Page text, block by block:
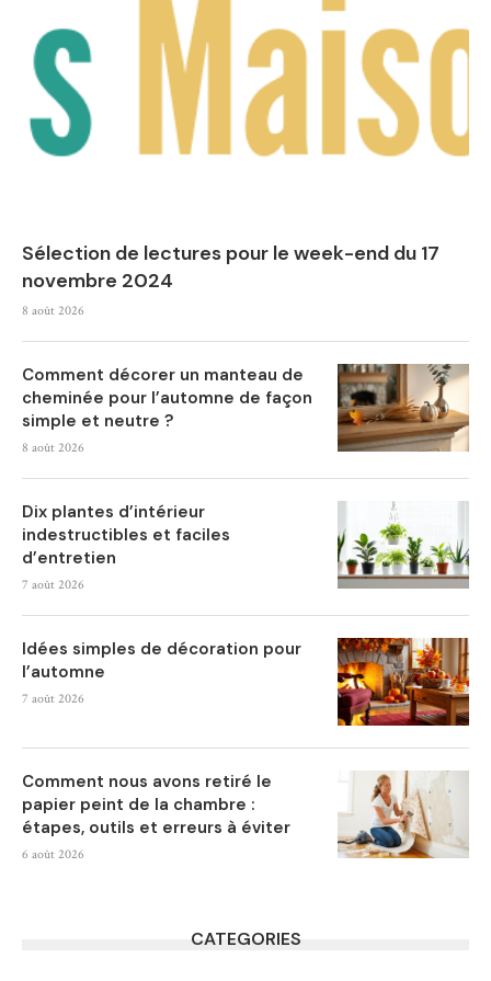
Sélection de lectures pour le week-end du 17
novembre 2024
8 août 2026
Comment décorer un manteau de
cheminée pour l’automne de façon
simple et neutre ?
8 août 2026
Dix plantes d’intérieur
indestructibles et faciles
d’entretien
7 août 2026
Idées simples de décoration pour
l’automne
7 août 2026
Comment nous avons retiré le
papier peint de la chambre :
étapes, outils et erreurs à éviter
6 août 2026
CATEGORIES